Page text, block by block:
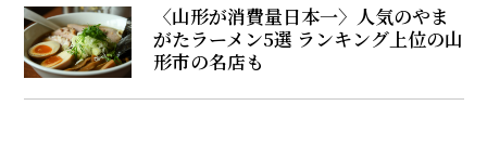
〈山形が消費量日本一〉人気のやま
がたラーメン5選 ランキング上位の山
形市の名店も